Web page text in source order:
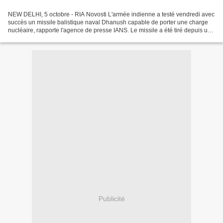
NEW DELHI, 5 octobre - RIA Novosti L'armée indienne a testé vendredi avec
succès un missile balistique naval Dhanush capable de porter une charge
nucléaire, rapporte l'agence de presse IANS. Le missile a été tiré depuis un
Publicité